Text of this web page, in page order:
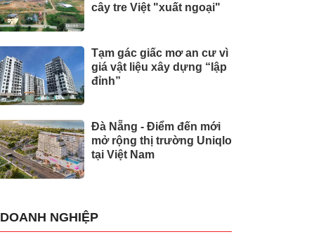
cây tre Việt "xuất ngoại"
Tạm gác giấc mơ an cư vì
giá vật liệu xây dựng “lập
đỉnh”
Đà Nẵng - Điểm đến mới
mở rộng thị trường Uniqlo
tại Việt Nam
DOANH NGHIỆP